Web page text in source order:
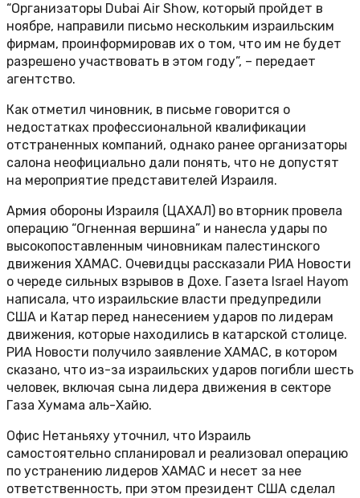
“Организаторы Dubai Air Show, который пройдет в
ноябре, направили письмо нескольким израильским
фирмам, проинформировав их о том, что им не будет
разрешено участвовать в этом году”, – передает
агентство.
Как отметил чиновник, в письме говорится о
недостатках профессиональной квалификации
отстраненных компаний, однако ранее организаторы
салона неофициально дали понять, что не допустят
на мероприятие представителей Израиля.
Армия обороны Израиля (ЦАХАЛ) во вторник провела
операцию “Огненная вершина” и нанесла удары по
высокопоставленным чиновникам палестинского
движения ХАМАС. Очевидцы рассказали РИА Новости
о череде сильных взрывов в Дохе. Газета Israel Hayom
написала, что израильские власти предупредили
США и Катар перед нанесением ударов по лидерам
движения, которые находились в катарской столице.
РИА Новости получило заявление ХАМАС, в котором
сказано, что из-за израильских ударов погибли шесть
человек, включая сына лидера движения в секторе
Газа Хумама аль-Хайю.
Офис Нетаньяху уточнил, что Израиль
самостоятельно спланировал и реализовал операцию
по устранению лидеров ХАМАС и несет за нее
ответственность, при этом президент США сделал